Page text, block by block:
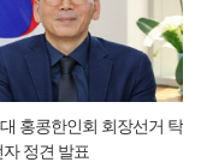
홍콩한인회 회장선거 탁
정견 발표